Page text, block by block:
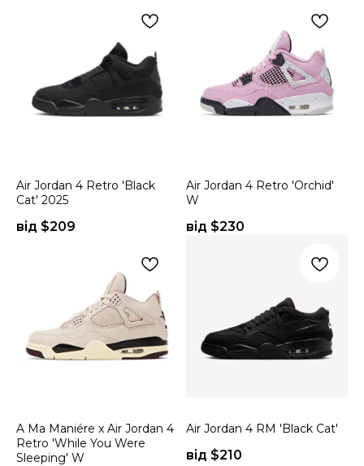
Air Jordan 4 Retro 'Black
Cat' 2025
від $209
Air Jordan 4 Retro 'Orchid'
W
від $230
A Ma Maniére x Air Jordan 4
Retro 'While You Were
Sleeping' W
Air Jordan 4 RM 'Black Cat'
від $210